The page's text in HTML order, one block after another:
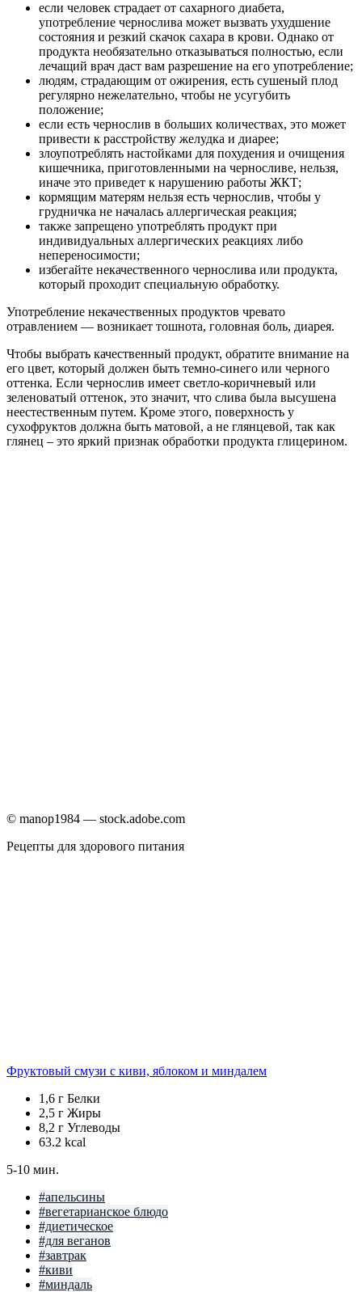
если человек страдает от сахарного диабета,
употребление чернослива может вызвать ухудшение
состояния и резкий скачок сахара в крови. Однако от
продукта необязательно отказываться полностью, если
лечащий врач даст вам разрешение на его употребление;
людям, страдающим от ожирения, есть сушеный плод
регулярно нежелательно, чтобы не усугубить
положение;
если есть чернослив в больших количествах, это может
привести к расстройству желудка и диарее;
злоупотреблять настойками для похудения и очищения
кишечника, приготовленными на черносливе, нельзя,
иначе это приведет к нарушению работы ЖКТ;
кормящим матерям нельзя есть чернослив, чтобы у
грудничка не началась аллергическая реакция;
также запрещено употреблять продукт при
индивидуальных аллергических реакциях либо
непереносимости;
избегайте некачественного чернослива или продукта,
который проходит специальную обработку.
Употребление некачественных продуктов чревато
отравлением — возникает тошнота, головная боль, диарея.
Чтобы выбрать качественный продукт, обратите внимание на
его цвет, который должен быть темно-синего или черного
оттенка. Если чернослив имеет светло-коричневый или
зеленоватый оттенок, это значит, что слива была высушена
неестественным путем. Кроме этого, поверхность у
сухофруктов должна быть матовой, а не глянцевой, так как
глянец – это яркий признак обработки продукта глицерином.
© manop1984 — stock.adobe.com
Рецепты для здорового питания
Фруктовый смузи с киви, яблоком и миндалем
1,6 г Белки
2,5 г Жиры
8,2 г Углеводы
63.2 kcal
5-10 мин.
#апельсины
#вегетарианское блюдо
#диетическое
#для веганов
#завтрак
#киви
#миндаль